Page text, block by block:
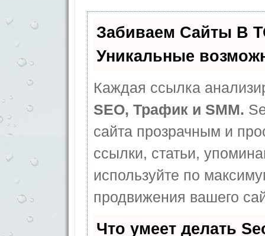
Забиваем Сайты В
Уникальные
Каждая ссылка
SEO, Трафик и SMM.
сайта прозрачным и
ссылки, статьи,
используйте по
продвижения вашего
Что умеет делать